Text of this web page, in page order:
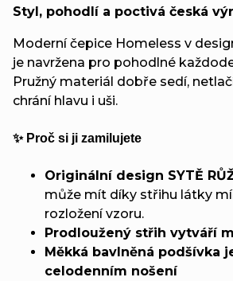
Styl, pohodlí a poctivá česká
Moderní čepice Homeless v
je navržena pro pohodlné
Pružný materiál dobře sedí,
chrání hlavu i uši.
✨ Proč si ji zamilujete
Originální design SYTĚ
může mít díky střihu látky
rozložení vzoru.
Prodloužený střih vytváří
Měkká bavlněná podšívka
celodenním nošení